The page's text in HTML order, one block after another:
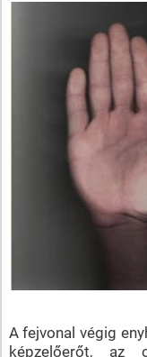
A fejvonal végig
képzelőerőt, az